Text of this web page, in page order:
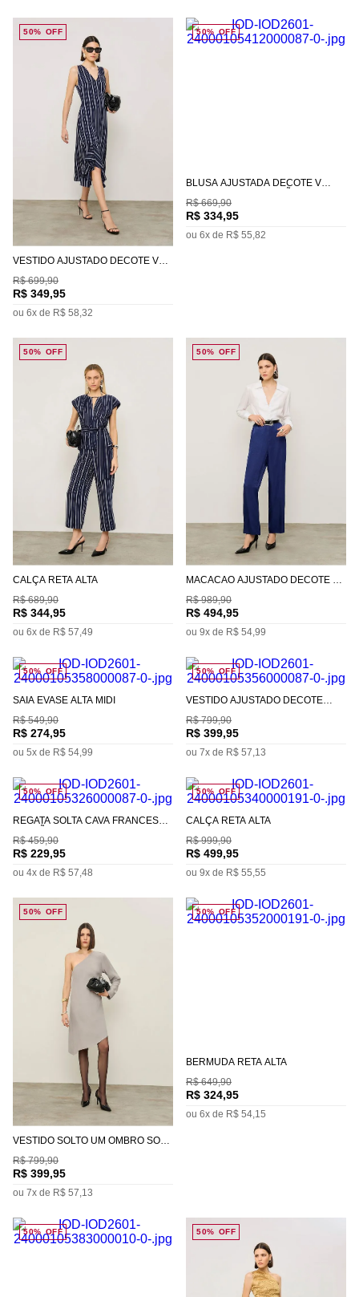
50% OFF
VESTIDO AJUSTADO DECOTE V
R$ 699,90
R$ 349,95
ou 6x de R$ 58,32
50% OFF
BLUSA AJUSTADA DECOTE V
R$ 669,90
R$ 334,95
ou 6x de R$ 55 82
50% OFF
CALÇA RETA ALTA
R$ 689,90
R$ 344,95
ou 6x de R$ 57,49
50% OFF
MACACÃO AJUSTADO DECOTE V
R$ 989,90
R$ 494,95
ou 9x de R$ 54,99
50% OFF
SAIA EVASÊ ALTA MIDI
R$ 549,90
R$ 274,95
ou 5x de R$ 54,99
50% OFF
VESTIDO AJUSTADO DECOTE
R$ 799,90
R$ 399,95
ou 7x de R$ 57,13
50% OFF
REGATA SOLTA CAVA FRANCESA
R$ 459,90
R$ 229,95
ou 4x de R$ 57,48
50% OFF
CALÇA RETA ALTA
R$ 999,90
R$ 499,95
ou 9x de R$ 55,55
50% OFF
VESTIDO SOLTO UM OMBRO SÓ
R$ 799,90
R$ 399,95
ou 7x de R$ 57 13
50% OFF
BERMUDA RETA ALTA
R$ 649,90
R$ 324,95
ou 6x de R$ 54,15
50% OFF 50% OFF